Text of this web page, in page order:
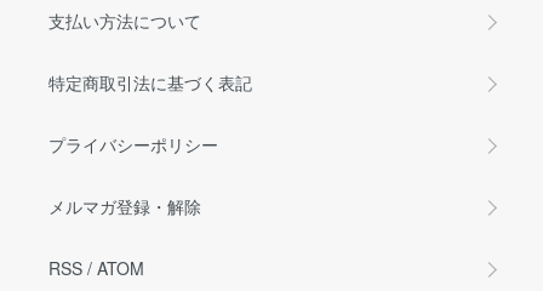
支払い方法について
特定商取引法に基づく表記
プライバシーポリシー
メルマガ登録・解除
RSS / ATOM